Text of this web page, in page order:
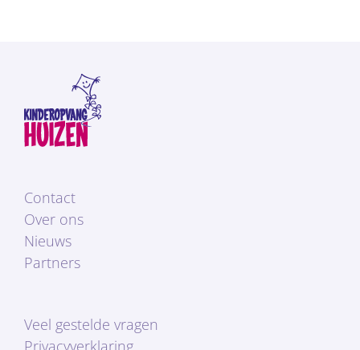
Contact
Over ons
Nieuws
Partners
Veel gestelde vragen
Privacyverklaring